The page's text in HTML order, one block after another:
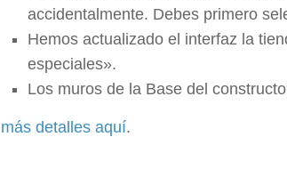
accidentalmente. Debes primero
Hemos actualizado el interfaz la
especiales».
Los muros de la Base del
más detalles aquí.